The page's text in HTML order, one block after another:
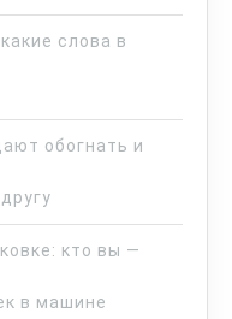
слова в
обогнать и
кто вы —
в машине